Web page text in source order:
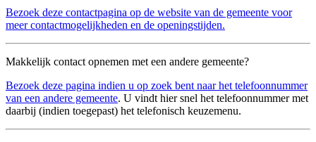
Bezoek deze contactpagina op de website van de gemeente voor
meer contactmogelijkheden en de openingstijden.
Makkelijk contact opnemen met een andere gemeente?
Bezoek deze pagina indien u op zoek bent naar het telefoonnummer
van een andere gemeente. U vindt hier snel het telefoonnummer met
daarbij (indien toegepast) het telefonisch keuzemenu.